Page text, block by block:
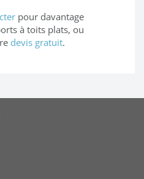
pour davantage
à toits plats, ou
devis gratuit.